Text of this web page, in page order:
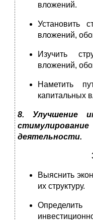
вложений.
Установить
вложений,
Изучить
вложений,
Наметить
капитальных
8. Улучшение
деятельности.
Выяснить
их структуру.